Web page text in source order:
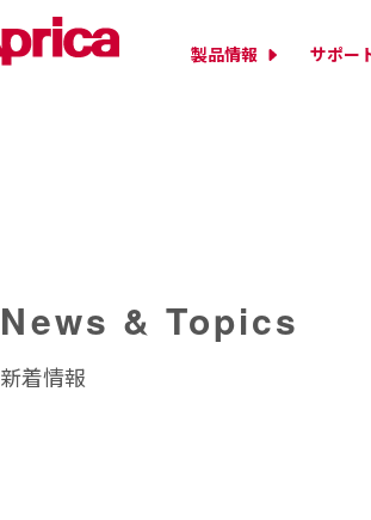
製品情報 サポー
News & Topics
新着情報